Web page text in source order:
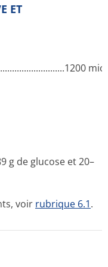
ET
g de glucose et 20–
voir rubrique 6.1.